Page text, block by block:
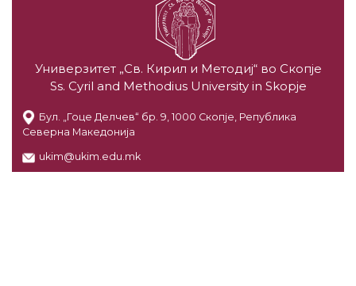
Универзитет „Св. Кирил и Методиј“ во Скопје
Ss. Cyril and Methodius University in Skopje
Бул. „Гоце Делчев“ бр. 9, 1000 Скопје, Република
Северна Македонија
ukim@ukim.edu.mk